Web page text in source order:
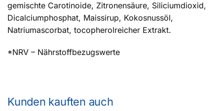
gemischte Carotinoide, Zitronensäure, Siliciumdioxid,
Dicalciumphosphat, Maissirup, Kokosnussöl,
Natriumascorbat, tocopherolreicher Extrakt.
*NRV – Nährstoffbezugswerte
Kunden kauften auch